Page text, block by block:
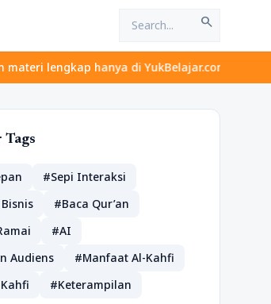
search
hanya di YukBelajar.com. Mulai
Tags
#Sepi Interaksi
#Baca Qur’an
#AI
Audiens
#Manfaat Al-Kahfi
#Keterampilan